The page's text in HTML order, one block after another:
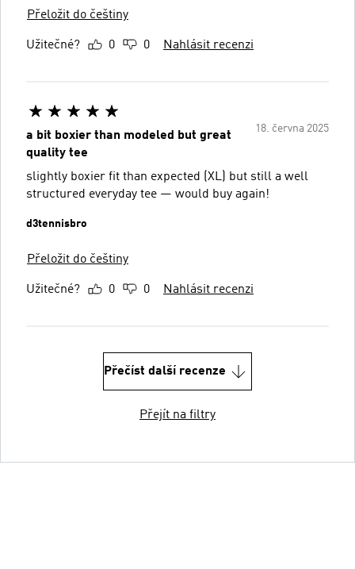
Přeložit do češtiny
Užitečné? 0 0 Nahlásit recenzi
18. června 2025
a bit boxier than modeled but great
quality tee
slightly boxier fit than expected (XL) but still a well
structured everyday tee — would buy again!
d3tennisbro
Přeložit do češtiny
Užitečné? 0 0 Nahlásit recenzi
Přečíst další recenze
Přejít na filtry